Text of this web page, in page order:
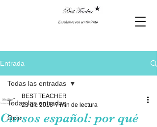
Entrada
Todas las entradas
Ocio
Todas las entradas
Cursos español: por qué
BEST TEACHER
23 dic 2016 7 min de lectura